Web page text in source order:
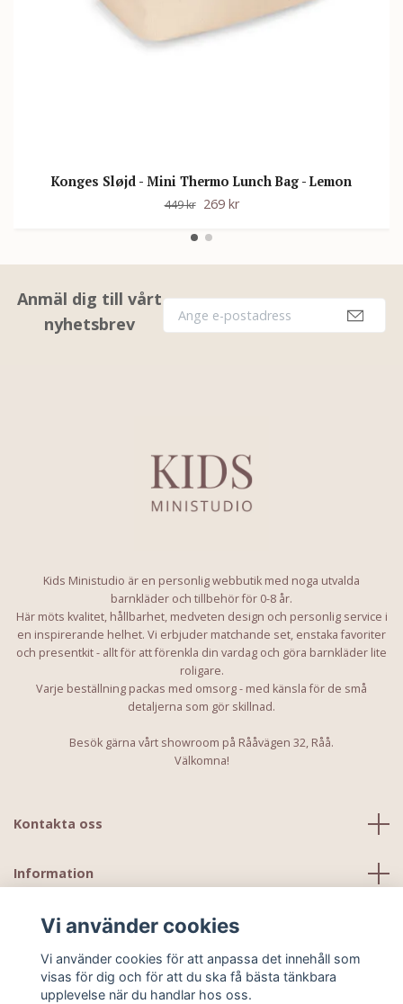
Konges Sløjd - Mini Thermo Lunch Bag - Lemon
449 kr 269 kr
Anmäl dig till vårt
nyhetsbrev
Kids Ministudio är en personlig webbutik med noga utvalda
barnkläder och tillbehör för 0-8 år.
Här möts kvalitet, hållbarhet, medveten design och personlig service i
en inspirerande helhet. Vi erbjuder matchande set, enstaka favoriter
och presentkit - allt för att förenkla din vardag och göra barnkläder lite
roligare.
Varje beställning packas med omsorg - med känsla för de små
detaljerna som gör skillnad.
Besök gärna vårt showroom på Rååvägen 32, Råå.
Välkomna!
Kontakta oss
Information
Vi använder cookies
Vi använder cookies för att anpassa det innehåll som
visas för dig och för att du ska få bästa tänkbara
upplevelse när du handlar hos oss.